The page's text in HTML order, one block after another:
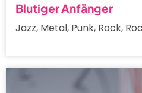
Blutiger Anfänger
Jazz, Metal, Punk, Rock,